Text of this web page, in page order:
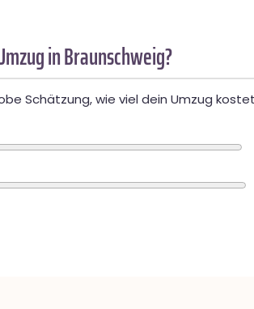
in Braunschweig?
Schätzung, wie viel dein Umzug